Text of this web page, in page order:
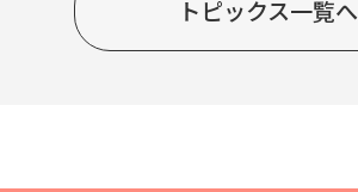
トピックス一覧へ